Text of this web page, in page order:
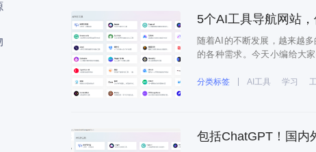
5个AI工具导航网站
随着AI的不断发展，越来越
的各种需求。今天小编给大
智能工具的导航平台，
分类标签 AI工具 学习
包括ChatGPT！国内